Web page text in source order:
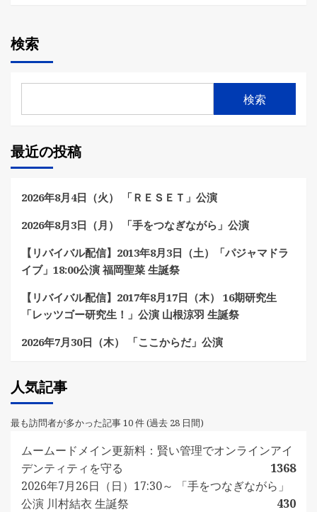
検索
検索
最近の投稿
2026年8月4日（火） 「ＲＥＳＥＴ」公演
2026年8月3日（月） 「手をつなぎながら」公演
【リバイバル配信】2013年8月3日（土）「パジャマドラ
イブ」18:00公演 福岡聖菜 生誕祭
【リバイバル配信】2017年8月17日（木） 16期研究生
「レッツゴー研究生！」公演 山根涼羽 生誕祭
2026年7月30日（木） 「ここからだ」公演
人気記事
最も訪問者が多かった記事 10 件 (過去 28 日間)
ムームードメイン更新料：賢い管理でオンラインアイ
デンティティを守る
1368
2026年7月26日（日）17:30～ 「手をつなぎながら」
公演 川村結衣 生誕祭
430